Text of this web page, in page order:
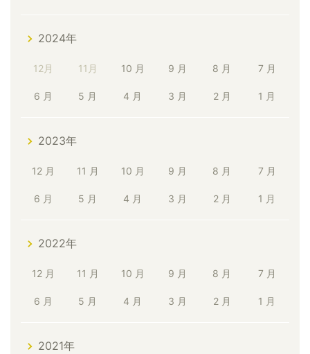
2024年
12月 11月 10 月 9 月 8 月 7 月
6 月 5 月 4 月 3 月 2 月 1 月
2023年
12 月 11 月 10 月 9 月 8 月 7 月
6 月 5 月 4 月 3 月 2 月 1 月
2022年
12 月 11 月 10 月 9 月 8 月 7 月
6 月 5 月 4 月 3 月 2 月 1 月
2021年